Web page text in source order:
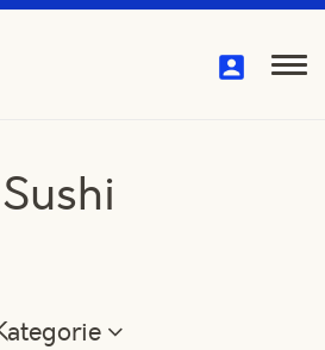
Sushi